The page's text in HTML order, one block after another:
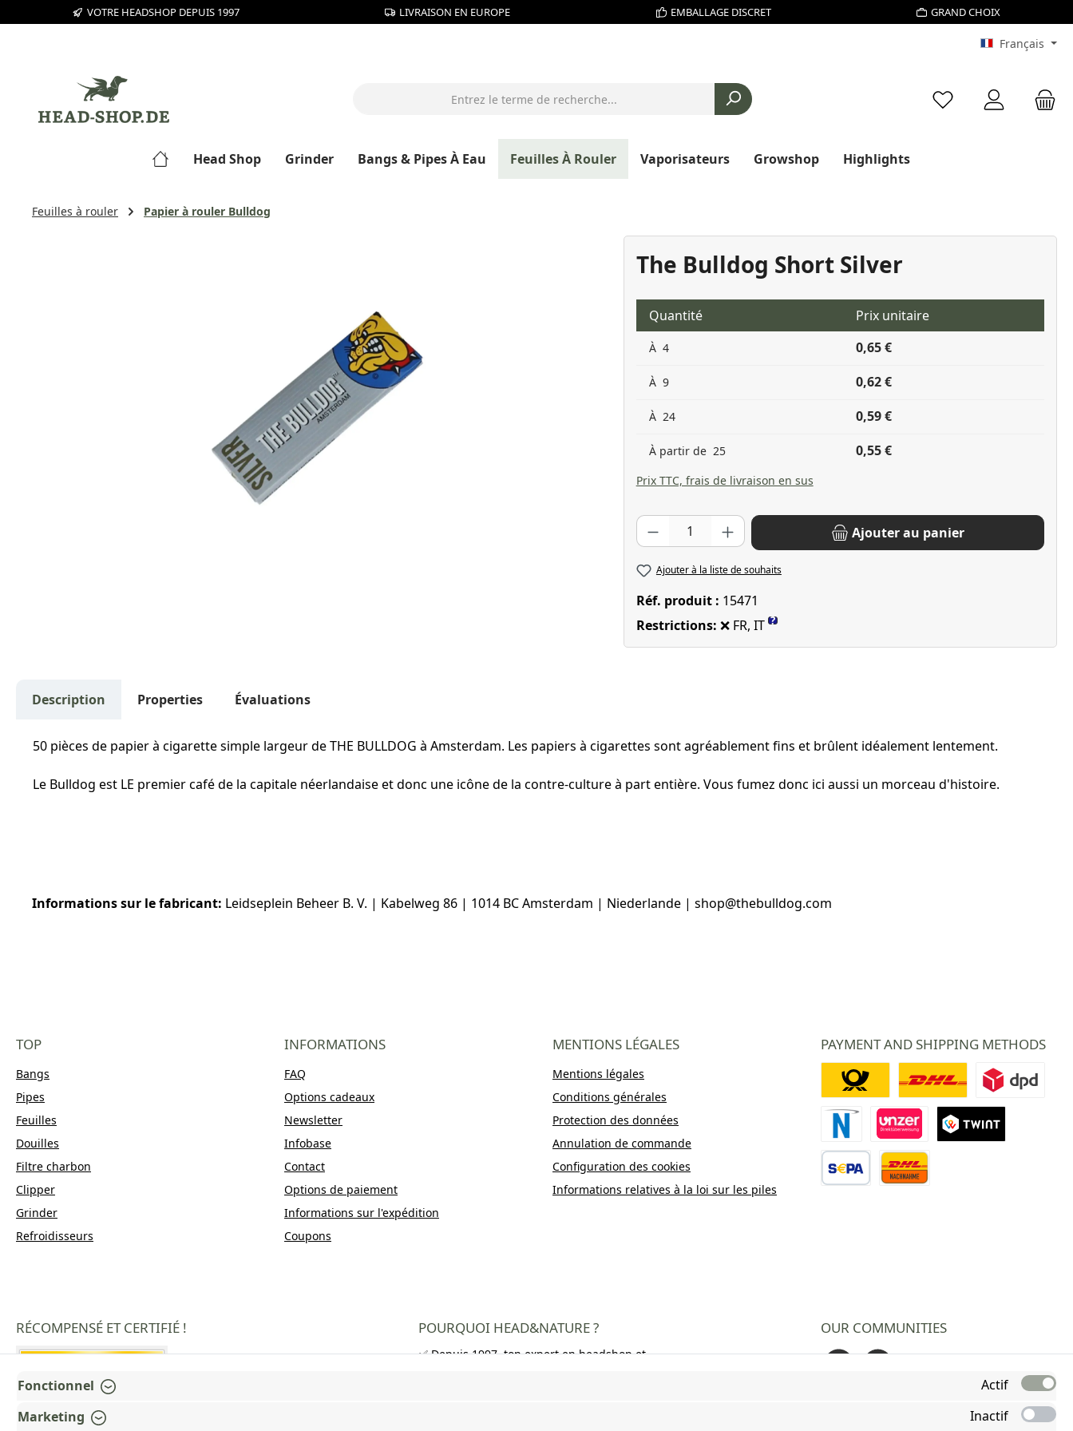
au contenu principal
Passer à la recherche
Passer à la navigation principale
VOTRE HEADSHOP DEPUIS 1997 LIVRAISON EN EUROPE EMBALLAGE DISCRET GRAND CHOIX
Français
Vous avez 0 articles
Head Shop Grinder Bangs & Pipes À Eau Feuilles À Rouler Vaporisateurs Growshop Highlights
Feuilles à rouler Papier à rouler Bulldog
The Bulldog Short Silver
Quantité Prix unitaire
À 4 0,65 €
À 9 0,62 €
À 24 0,59 €
À partir de 25 0,55 €
Prix TTC, frais de livraison en sus
Quantité de produit : Entrez la quantité souhaitée ou utilisez les boutons pour
Ajouter au panier
Ajouter à la liste de souhaits
Réf. produit : 15471
Restrictions: ❌ FR, IT ?
Description Properties Évaluations
50 pièces de papier à cigarette simple largeur de THE BULLDOG à Amsterdam. Les papiers à cigarettes sont agréablement fins et brûlent idéalement lentement.
Le Bulldog est LE premier café de la capitale néerlandaise et donc une icône de la contre-culture à part entière. Vous fumez donc ici aussi un morceau d'histoire.
Informations sur le fabricant: Leidseplein Beheer B. V. | Kabelweg 86 | 1014 BC Amsterdam | Niederlande | shop@thebulldog.com
TOP
Bangs
Pipes
Feuilles
Douilles
Filtre charbon
Clipper
Grinder
Refroidisseurs
INFORMATIONS
FAQ
Options cadeaux
Newsletter
Infobase
Contact
Options de paiement
Informations sur l'expédition
Coupons
MENTIONS LÉGALES
Mentions légales
Conditions générales
Protection des données
Annulation de commande
Configuration des cookies
Informations relatives à la loi sur les piles
PAYMENT AND SHIPPING METHODS
Paiement Novalnet
Virement direct
Deutsche PostDHL DPD
RÉCOMPENSÉ ET CERTIFIÉ ! POURQUOI HEAD&NATURE ?
✅ Depuis 1997, ton expert en headshop et
OUR COMMUNITIES
Fonctionnel
Actif
Marketing
Inactif